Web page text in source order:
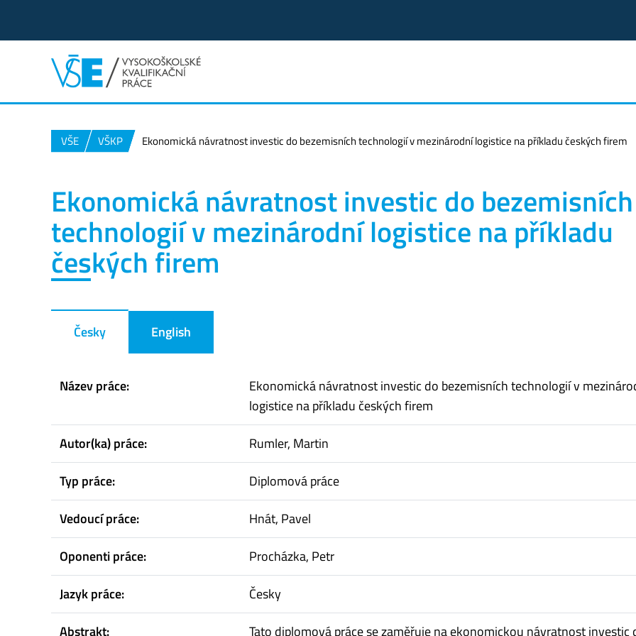
VŠE VŠKP Ekonomická návratnost investic do bezemisních technologií v mezinárodní logistice na příkladu českých firem
Ekonomická návratnost investic do bezemisních
technologií v mezinárodní logistice na příkladu
českých firem
Česky English
Název práce:
Ekonomická návratnost investic do bezemisních technologií v
logistice na příkladu českých firem
Autor(ka) práce:
Rumler, Martin
Typ práce:
Diplomová práce
Vedoucí práce:
Hnát, Pavel
Oponenti práce:
Procházka, Petr
Jazyk práce:
Česky
Abstrakt:
Tato diplomová práce se zaměřuje na ekonomickou návratnost investic